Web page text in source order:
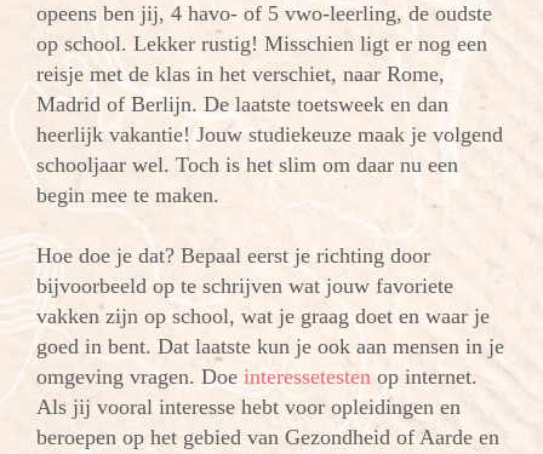
opeens ben jij, 4 havo- of 5 vwo-leerling, de oudste
op school. Lekker rustig! Misschien ligt er nog een
reisje met de klas in het verschiet, naar Rome,
Madrid of Berlijn. De laatste toetsweek en dan
heerlijk vakantie! Jouw studiekeuze maak je volgend
schooljaar wel. Toch is het slim om daar nu een
begin mee te maken.
Hoe doe je dat? Bepaal eerst je richting door
bijvoorbeeld op te schrijven wat jouw favoriete
vakken zijn op school, wat je graag doet en waar je
goed in bent. Dat laatste kun je ook aan mensen in je
omgeving vragen. Doe interessetesten op internet.
Als jij vooral interesse hebt voor opleidingen en
beroepen op het gebied van Gezondheid of Aarde en